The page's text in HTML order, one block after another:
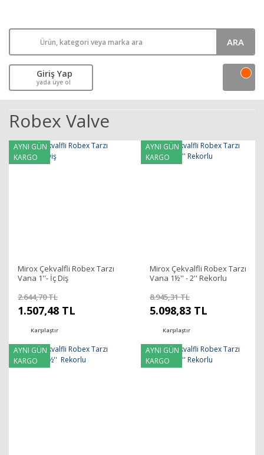
ARA
Giriş Yap
yada üye ol
Robex Valve
AYNI GÜN
KARGO
Mirox Çekvalfli Robex Tarzı
Vana 1''- İç Diş
2.644,70 TL
1.507,48 TL
Karşılaştır
AYNI GÜN
KARGO
Mirox Çekvalfli Robex Tarzı
Vana 1½'' - 2'' Rekorlu
8.945,31 TL
5.098,83 TL
Karşılaştır
AYNI GÜN
KARGO
AYNI GÜN
KARGO